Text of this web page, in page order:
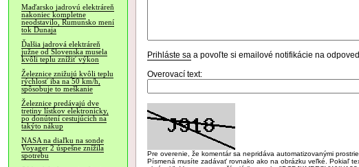
Maďarsko jadrovú elektráreň
nakoniec kompletne
neodstavilo, Rumunsko mení
tok Dunaja
Ďalšia jadrová elektráreň
južne od Slovenska musela
kvôli teplu znížiť výkon
Železnice znižujú kvôli teplu
rýchlosť iba na 50 km/h,
spôsobuje to meškanie
Železnice predávajú dve
tretiny lístkov elektronicky,
po donútení cestujúcich na
takýto nákup
NASA na diaľku na sonde
Voyager 2 úspešne znížila
spotrebu
Prihláste sa a povoľte si emailové notifikácie na
Overovací text:
Pre overenie, že komentár sa nepridáva automatizovanými
Písmená musíte zadávať rovnako ako na obrázku veľké. Pokiaľ